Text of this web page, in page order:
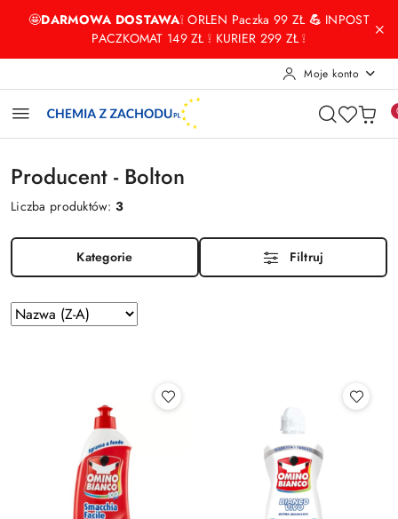
Przejdź do treści głównej
Przejdź do wyszukiwarki
Przejdź do moje konto
Przejdź do menu głównego
Przejdź do stopki
🤩DARMOWA DOSTAWA❕ ORLEN Paczka 99 ZŁ💪 INPOST
PACZKOMAT 149 ZŁ ❕ KURIER 299 ZŁ ❕
Moje konto
Producent - Bolton
Liczba produktów:3
Kategorie Filtruj
Zastosowano
sortowanie:
Sortuj
według